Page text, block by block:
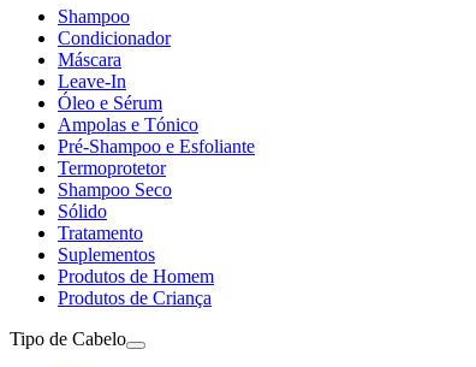
Shampoo
Condicionador
Máscara
Leave-In
Óleo e Sérum
Ampolas e Tónico
Pré-Shampoo e Esfoliante
Termoprotetor
Shampoo Seco
Sólido
Tratamento
Suplementos
Produtos de Homem
Produtos de Criança
Tipo de Cabelo